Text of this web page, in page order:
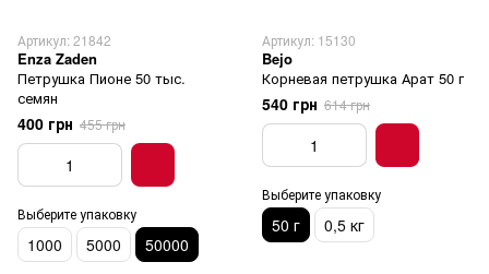
Артикул: 21842
Enza Zaden
Петрушка Пионе 50 тыс.
семян
400 грн 455 грн
Выберите упаковку
1000 5000 50000
Артикул: 15130
Bejo
Корневая петрушка Арат 50 г
540 грн 614 грн
Выберите упаковку
50 г 0,5 кг